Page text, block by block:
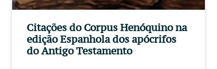
Citações do Corpus Henóquino na
edição Espanhola dos apócrifos
do Antigo Testamento